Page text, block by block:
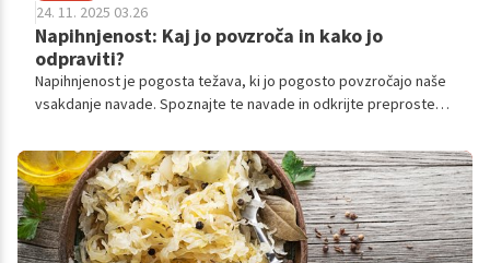
24. 11. 2025 03.26
Napihnjenost: Kaj jo povzroča in kako jo
odpraviti?
Napihnjenost je pogosta težava, ki jo pogosto povzročajo naše
vsakdanje navade. Spoznajte te navade in odkrijte preproste
splošno počutje.